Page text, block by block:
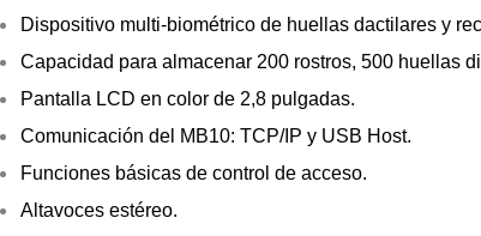
Dispositivo multi-biométrico de huellas dactilares y
Capacidad para almacenar 200 rostros, 500 huellas
Pantalla LCD en color de 2,8 pulgadas.
Comunicación del MB10: TCP/IP y USB Host.
Funciones básicas de control de acceso.
Altavoces estéreo.